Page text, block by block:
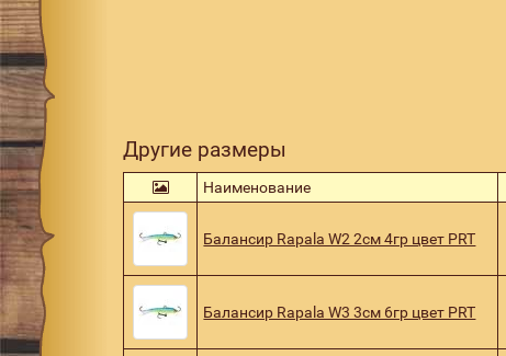
Другие размеры
Наименование
Балансир Rapala W2 2см 4гр цвет PRT
Балансир Rapala W3 3см 6гр цвет PRT